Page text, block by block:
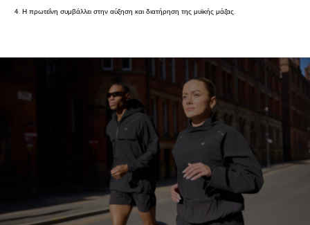
4. Η πρωτεΐνη συμβάλλει στην αύξηση και διατήρηση της μυϊκής μάζας.